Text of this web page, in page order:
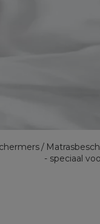
- speciaal